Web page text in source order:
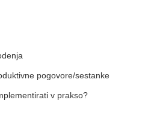
pogovore/sestanke
v prakso?